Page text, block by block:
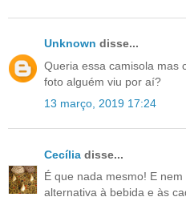
Unknown disse...
Queria essa camisola mas
foto alguém viu por aí?
13 março, 2019 17:24
Cecília disse...
É que nada mesmo! E
alternativa à bebida e às